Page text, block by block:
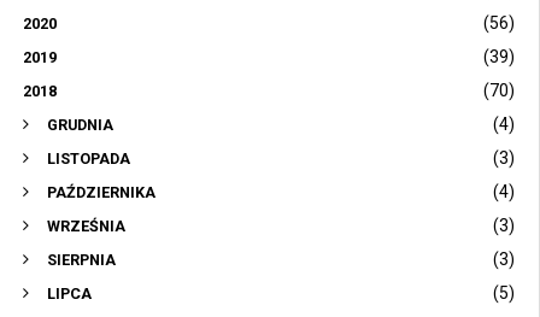
2020 (56)
2019 (39)
2018 (70)
GRUDNIA (4)
LISTOPADA (3)
PAŹDZIERNIKA (4)
WRZEŚNIA (3)
SIERPNIA (3)
LIPCA (5)